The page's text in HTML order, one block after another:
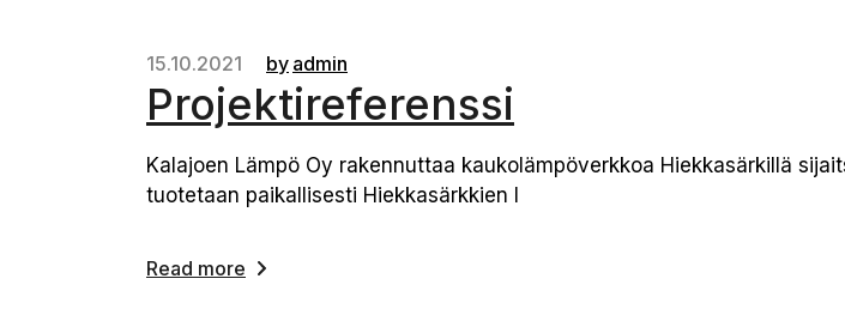
15.10.2021 by admin
Projektireferenssi
Kalajoen Lämpö Oy rakennuttaa kaukolämpöverkkoa Hiekkasärkillä
tuotetaan paikallisesti Hiekkasärkkien l
Read more